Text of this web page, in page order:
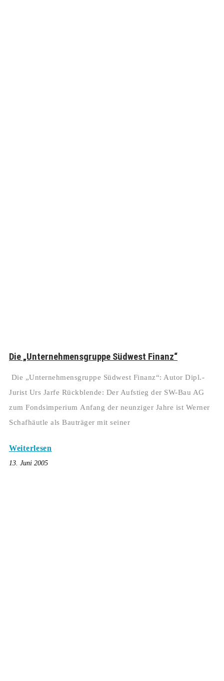
Die „Unternehmensgruppe Südwest Finanz“
Die „Unternehmensgruppe Südwest Finanz“: Autor Dipl.-
Jurist Urs Jarfe Rückblende: Der Aufstieg der SW-Bau AG
zum Fondsimperium Anfang der neunziger Jahre ist Werner
Schafhäutle als Bauträger mit seiner
Weiterlesen
13. Juni 2005